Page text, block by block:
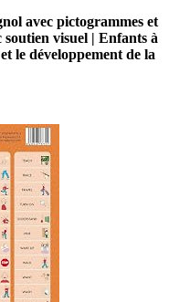
avec pictogrammes et
visuel | Enfants à
le développement de la